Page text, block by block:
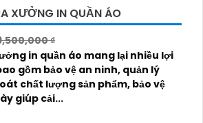
XƯỞNG IN QUẦN ÁO
₫
in quần áo mang lại nhiều lợi
gồm bảo vệ an ninh, quản lý
chất lượng sản phẩm, bảo vệ
Điều này giúp cải...